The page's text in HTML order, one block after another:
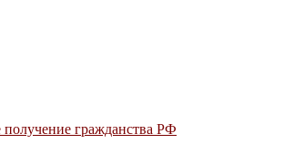
гражданства РФ